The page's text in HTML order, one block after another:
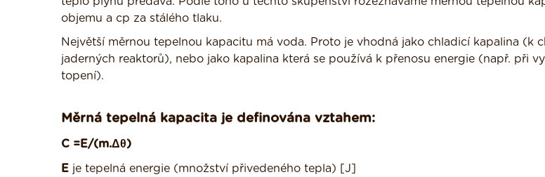
objemu a cp za stálého tlaku.
Největší měrnou tepelnou kapacitu má voda. Proto je vhodná jako chladicí kapalina (k
jaderných reaktorů), nebo jako kapalina která se používá k přenosu energie (např. při
topení).
Měrná tepelná kapacita je definována vztahem:
C =E/(m.Δθ)
E je tepelná energie (množství přivedeného tepla) [J]